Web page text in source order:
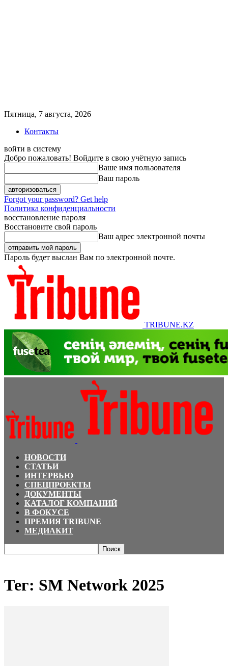
Пятница, 7 августа, 2026
Контакты
войти в систему
Добро пожаловать! Войдите в свою учётную запись
Ваше имя пользователя
Ваш пароль
Forgot your password? Get help
Политика конфиденциальности
восстановление пароля
Восстановите свой пароль
Ваш адрес электронной почты
Пароль будет выслан Вам по электронной почте.
TRIBUNE.KZ
НОВОСТИ
СТАТЬИ
ИНТЕРВЬЮ
СПЕЦПРОЕКТЫ
ДОКУМЕНТЫ
КАТАЛОГ КОМПАНИЙ
В ФОКУСЕ
ПРЕМИЯ TRIBUNE
МЕДИАКИТ
Тег: SM Network 2025